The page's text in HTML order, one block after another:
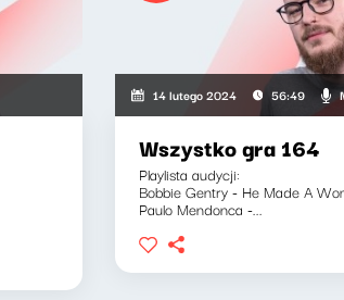
14 lutego 2024 56:49
Wszystko gra 164
Playlista audycji:
Bobbie Gentry - He Made A
Paulo Mendonca -...